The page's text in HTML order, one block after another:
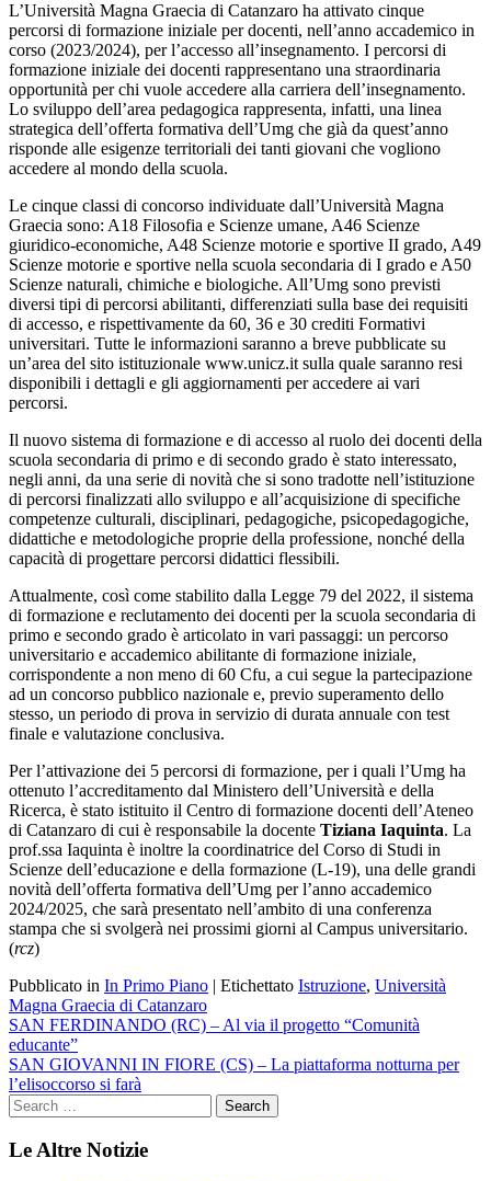
L’Università Magna Graecia di Catanzaro ha attivato cinque
percorsi di formazione iniziale per docenti, nell’anno accademico in
corso (2023/2024), per l’accesso all’insegnamento. I percorsi di
formazione iniziale dei docenti rappresentano una straordinaria
opportunità per chi vuole accedere alla carriera dell’insegnamento.
Lo sviluppo dell’area pedagogica rappresenta, infatti, una linea
strategica dell’offerta formativa dell’Umg che già da quest’anno
risponde alle esigenze territoriali dei tanti giovani che vogliono
accedere al mondo della scuola.
Le cinque classi di concorso individuate dall’Università Magna
Graecia sono: A18 Filosofia e Scienze umane, A46 Scienze
giuridico-economiche, A48 Scienze motorie e sportive II grado, A49
Scienze motorie e sportive nella scuola secondaria di I grado e A50
Scienze naturali, chimiche e biologiche. All’Umg sono previsti
diversi tipi di percorsi abilitanti, differenziati sulla base dei requisiti
di accesso, e rispettivamente da 60, 36 e 30 crediti Formativi
universitari. Tutte le informazioni saranno a breve pubblicate su
un’area del sito istituzionale www.unicz.it sulla quale saranno resi
disponibili i dettagli e gli aggiornamenti per accedere ai vari
percorsi.
Il nuovo sistema di formazione e di accesso al ruolo dei docenti della
scuola secondaria di primo e di secondo grado è stato interessato,
negli anni, da una serie di novità che si sono tradotte nell’istituzione
di percorsi finalizzati allo sviluppo e all’acquisizione di specifiche
competenze culturali, disciplinari, pedagogiche, psicopedagogiche,
didattiche e metodologiche proprie della professione, nonché della
capacità di progettare percorsi didattici flessibili.
Attualmente, così come stabilito dalla Legge 79 del 2022, il sistema
di formazione e reclutamento dei docenti per la scuola secondaria di
primo e secondo grado è articolato in vari passaggi: un percorso
universitario e accademico abilitante di formazione iniziale,
corrispondente a non meno di 60 Cfu, a cui segue la partecipazione
ad un concorso pubblico nazionale e, previo superamento dello
stesso, un periodo di prova in servizio di durata annuale con test
finale e valutazione conclusiva.
Per l’attivazione dei 5 percorsi di formazione, per i quali l’Umg ha
ottenuto l’accreditamento dal Ministero dell’Università e della
Ricerca, è stato istituito il Centro di formazione docenti dell’Ateneo
di Catanzaro di cui è responsabile la docente Tiziana Iaquinta. La
prof.ssa Iaquinta è inoltre la coordinatrice del Corso di Studi in
Scienze dell’educazione e della formazione (L-19), una delle grandi
novità dell’offerta formativa dell’Umg per l’anno accademico
2024/2025, che sarà presentato nell’ambito di una conferenza
stampa che si svolgerà nei prossimi giorni al Campus universitario.
(rcz)
Pubblicato in In Primo Piano | Etichettato Istruzione, Università
Magna Graecia di Catanzaro
Navigazione
articoli
SAN FERDINANDO (RC) – Al via il progetto “Comunità
educante”
SAN GIOVANNI IN FIORE (CS) – La piattaforma notturna per
l’elisoccorso si farà
Le Altre Notizie